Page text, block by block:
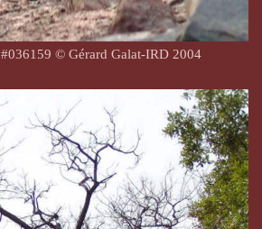
#036159 © Gérard Galat-IRD 2004